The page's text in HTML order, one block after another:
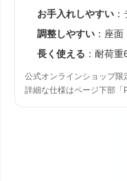
お手入れしやすい：
調整しやすい：座面
長く使える ：耐荷重
公式オンラインショップ限
詳細な仕様はページ下部「